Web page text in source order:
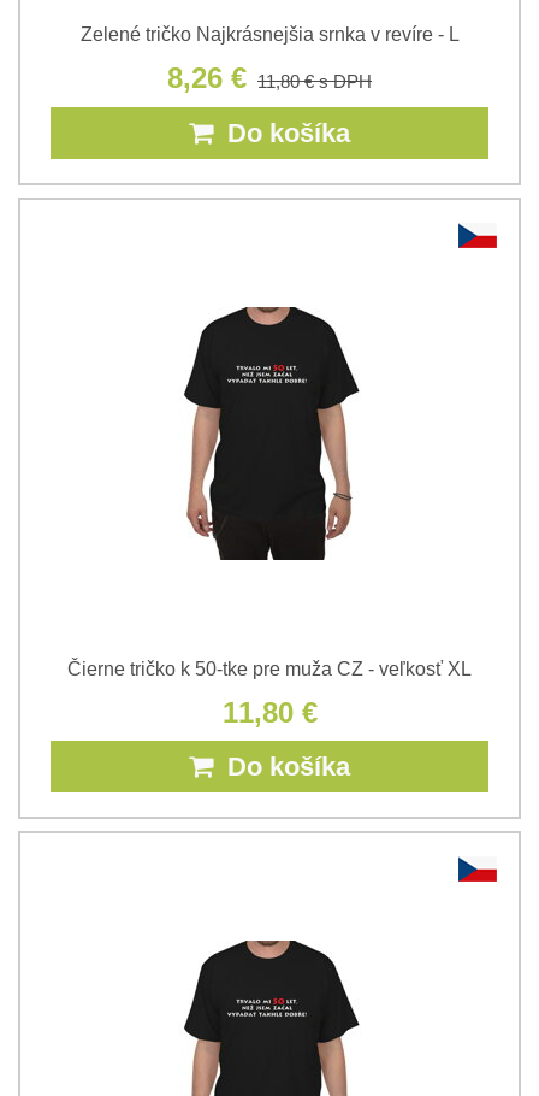
Zelené tričko Najkrásnejšia srnka v revíre - L
8,26 € 11,80 €s DPH
Do košíka
Čierne tričko k 50-tke pre muža CZ - veľkosť XL
11,80 €
Do košíka